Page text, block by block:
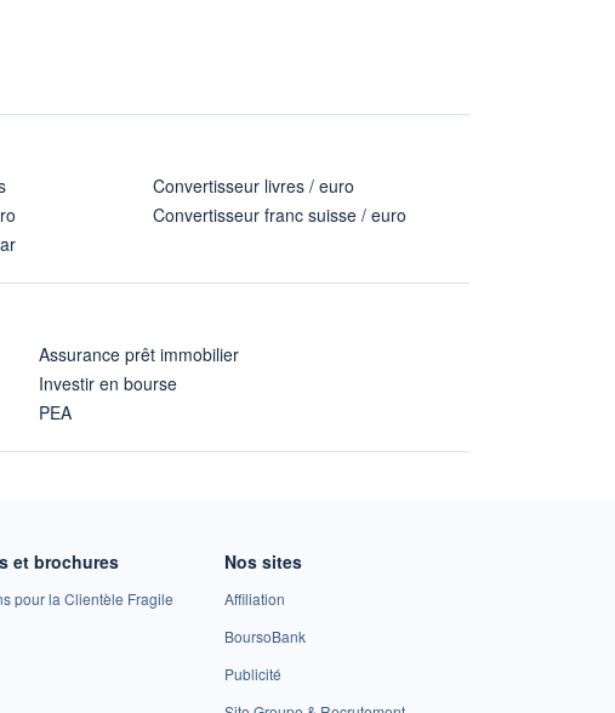
Convertisseur livres / euro
Convertisseur franc suisse / euro
Assurance prêt immobilier
Investir en bourse
PEA
et brochures
pour la Clientèle Fragile
Nos sites
Affiliation
BoursoBank
Publicité